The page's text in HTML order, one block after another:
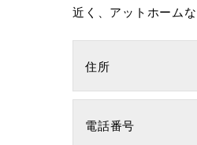
近く、アットホームな
住所
電話番号